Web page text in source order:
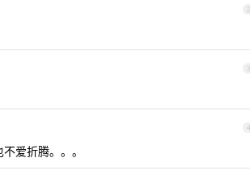
2
3
4
爱折腾。。。